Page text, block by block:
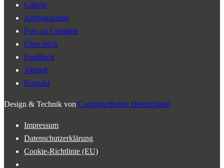
Galerie
Auftragskunst
Foto zu Gemälde
Über mich
Feedback
Aktuell
Kontakt
Design & Technik von ComputerButler Deutschland
Impressum
Datenschutzerklärung
Cookie-Richtlinie (EU)